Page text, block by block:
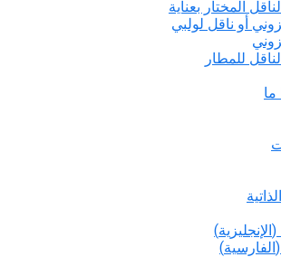
المختار بعناية
أو ناقل لولبي
للمطار
(الإنجليزية)
(الفارسية)